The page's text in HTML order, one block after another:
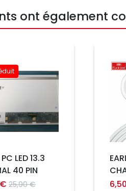
ont également
LED 13.3
40 PIN
25,90 €
Prix